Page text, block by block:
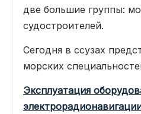
две большие группы:
судостроителей.
Сегодня в ссузах
морских
Эксплуатация